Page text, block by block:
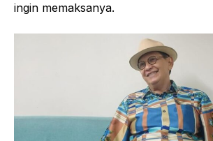
ingin memaksanya.